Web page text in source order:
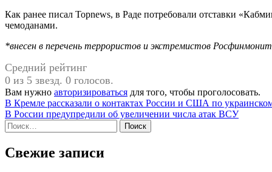
Как ранее писал Topnews, в Раде потребовали отставки
чемоданами.
*внесен в перечень террористов и экстремистов
Средний рейтинг
0 из 5 звезд. 0 голосов.
Вам нужно авторизироваться для того, чтобы проголосовать.
Навигация
по
записям
В Кремле рассказали о контактах России и США по
В России предупредили об увеличении числа атак ВСУ
Найти:
Свежие записи